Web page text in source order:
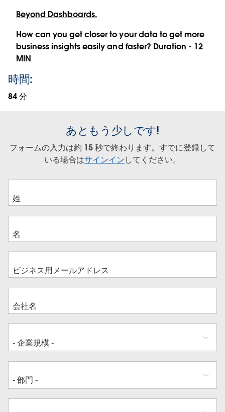
Beyond Dashboards.
How can you get closer to your data to get more
business insights easily and faster? Duration - 12
MIN
時間:
84 分
あともう少しです!
フォームの入力は約 15 秒で終わります。すでに登録して
いる場合はサインインしてください。